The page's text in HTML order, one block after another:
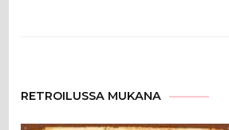
RETROILUSSA MUKANA